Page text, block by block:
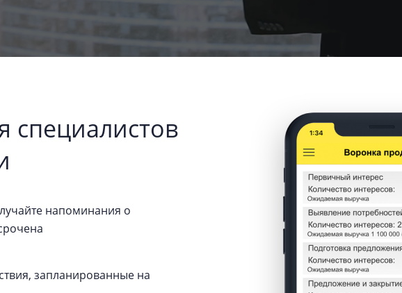
специалистов
напоминания о
запланированные на